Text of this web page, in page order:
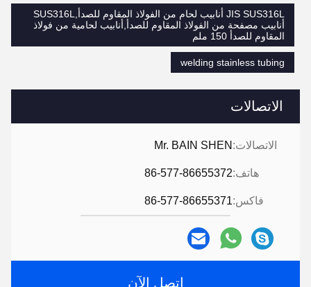
الاتصالات
الاتصالات: Mr. BAIN SHEN
هاتف:86-577-86655372
فاكس:86-577-86655371
اتصل الآن
JIS SUS316L أنابيب لحام من الفولاذ المقاوم للصدأ,SUS316L
أنابيب مصفحة من الفولاذ المقاوم للصدأ,أنابيب لحامية من فولاذ
المقاوم للصدأ 150 ملم
welding stainless tubing